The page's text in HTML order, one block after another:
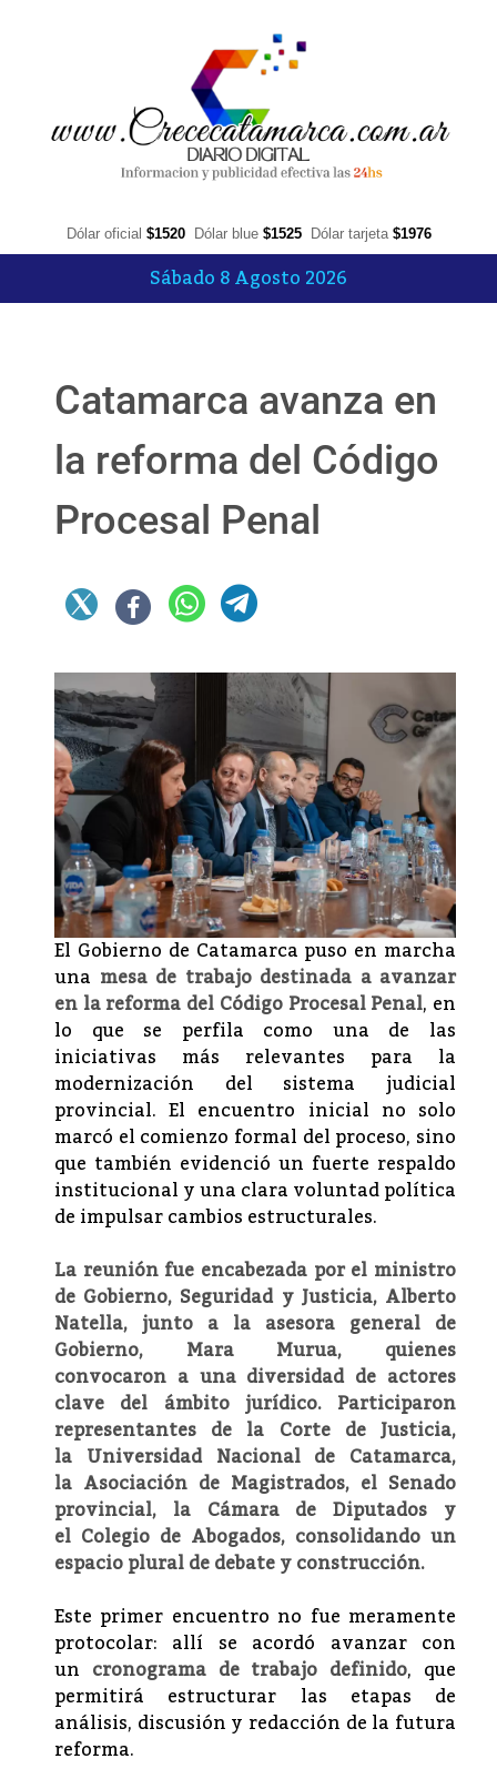
Dólar oficial $1520 Dólar blue $1525 Dólar tarjeta $1976
Sábado 8 Agosto 2026
Catamarca avanza en
la reforma del Código
Procesal Penal
El Gobierno de Catamarca puso en marcha
una mesa de trabajo destinada a avanzar
en la reforma del Código Procesal Penal, en
lo que se perfila como una de las
iniciativas más relevantes para la
modernización del sistema judicial
provincial. El encuentro inicial no solo
marcó el comienzo formal del proceso, sino
que también evidenció un fuerte respaldo
institucional y una clara voluntad política
de impulsar cambios estructurales.
La reunión fue encabezada por el ministro
de Gobierno, Seguridad y Justicia, Alberto
Natella, junto a la asesora general de
Gobierno, Mara Murua, quienes
convocaron a una diversidad de actores
clave del ámbito jurídico. Participaron
representantes de la Corte de Justicia,
la Universidad Nacional de Catamarca,
la Asociación de Magistrados, el Senado
provincial, la Cámara de Diputados y
el Colegio de Abogados, consolidando un
espacio plural de debate y construcción.
Este primer encuentro no fue meramente
protocolar: allí se acordó avanzar con
un cronograma de trabajo definido, que
permitirá estructurar las etapas de
análisis, discusión y redacción de la futura
reforma.